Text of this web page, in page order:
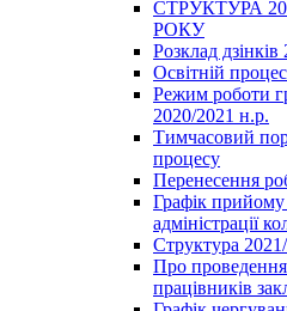
СТРУКТУРА
РОКУ
Розклад
Освітній
Режим роботи
2020/2021 н.р.
Тимчасовий
процесу
Перенесення
Графік прийому
адміністрації
Структура
Про проведення
працівників